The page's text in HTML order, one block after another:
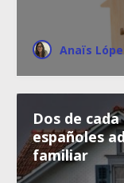
Anaïs
Dos de
españoles
familiar